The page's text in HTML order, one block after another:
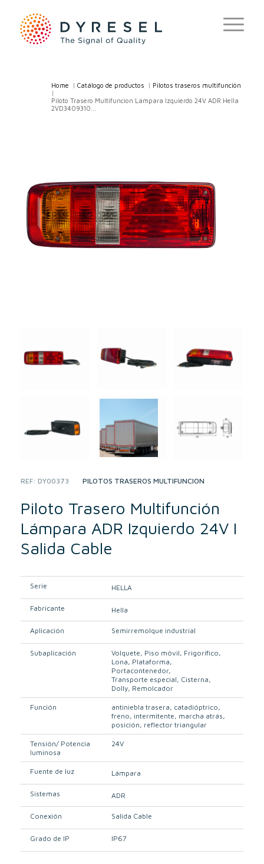
Home /Catálogo de productos
Pilotos traseros multifunción
Piloto Trasero Multifuncion Lampara Izquierdo 24V ADR Hella
2VD3409310...
REF:DY00373
CATEGORY:PILOTOS TRASEROS MULTIFUNCIÓN
Piloto Trasero Multifunción
Lámpara ADR Izquierdo 24V I
Salida Cable
Serie HELLA
Fabricante Hella
Aplicación Semirremolque industrial
Subaplicación Volquete Piso móvil Frigorífico
Lona Plataforma
Portacontenedor
Transporte especial Cisterna
Dolly Remolcador
Función antiniebla trasera catadióptrico
freno intermitente marcha atrás
posición reflector triangular
Tensión/ Potencia
luminosa
24V
Fuente de luz Lámpara
Sistemas ADR
Conexión Salida Cable
Grado de IP IP67